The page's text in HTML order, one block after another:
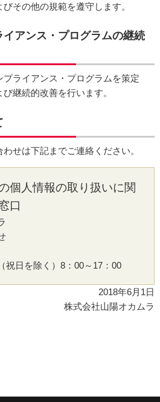
その他の規範を遵守します。
アンス・プログラムの継続
ライアンス・プログラムを策定
継続的改善を行います。
せは下記までご連絡ください。
個人情報の取り扱いに関
口
祝日を除く）8：00～17：00
2018年6月1日
株式会社山陽オカムラ